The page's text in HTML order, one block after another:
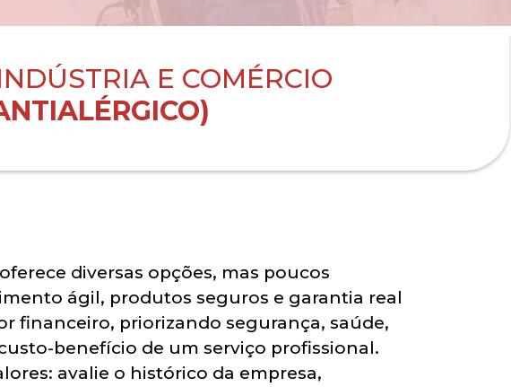
E COMÉRCIO
diversas opções, mas poucos
ágil, produtos seguros e garantia real
financeiro, priorizando segurança, saúde,
benefício de um serviço profissional.
avalie o histórico da empresa,